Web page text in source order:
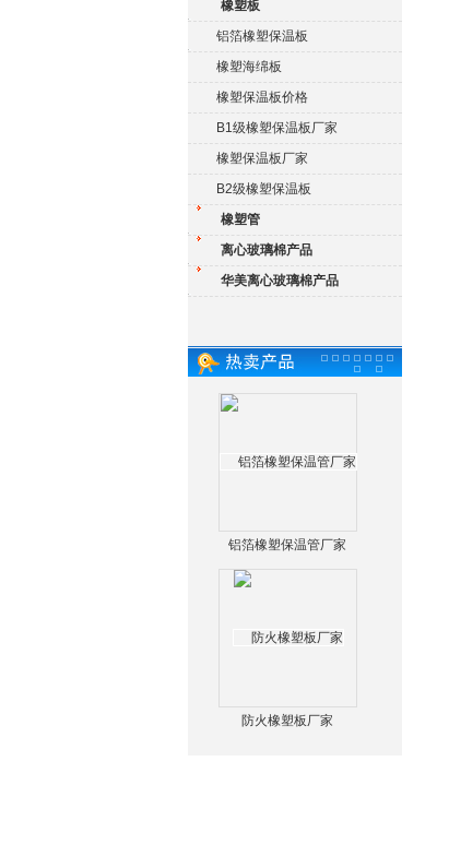
橡塑板
铝箔橡塑保温板
橡塑海绵板
橡塑保温板价格
B1级橡塑保温板厂家
橡塑保温板厂家
B2级橡塑保温板
橡塑管
离心玻璃棉产品
华美离心玻璃棉产品
铝箔橡塑保温管厂家
防火橡塑板厂家